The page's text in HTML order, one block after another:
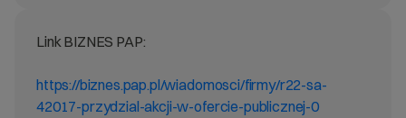
Link BIZNES PAP:
https://biznes.pap.pl/wiadomosci/firmy/r22-sa-
42017-przydzial-akcji-w-ofercie-publicznej-0